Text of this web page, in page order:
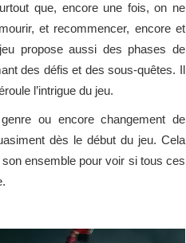
que, encore une fois, on ne
et recommencer, encore et
propose aussi des phases de
des défis et des sous-quêtes. Il
l’intrigue du jeu.
ou encore changement de
dès le début du jeu. Cela
ensemble pour voir si tous ces